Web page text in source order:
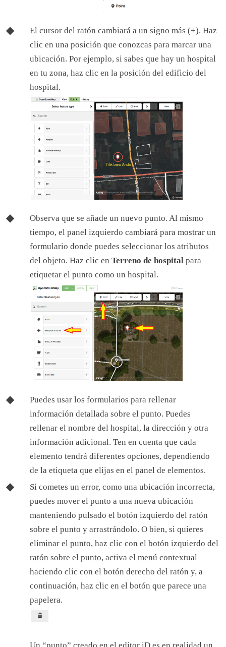
El cursor del ratón cambiará a un signo más (+). Haz
clic en una posición que conozcas para marcar una
ubicación. Por ejemplo, si sabes que hay un hospital
en tu zona, haz clic en la posición del edificio del
hospital.
Observa que se añade un nuevo punto. Al mismo
tiempo, el panel izquierdo cambiará para mostrar un
formulario donde puedes seleccionar los atributos
del objeto. Haz clic enTerreno de hospital para
etiquetar el punto como un hospital.
Puedes usar los formularios para rellenar
información detallada sobre el punto. Puedes
rellenar el nombre del hospital, la dirección y otra
información adicional. Ten en cuenta que cada
elemento tendrá diferentes opciones, dependiendo
de la etiqueta que elijas en el panel de elementos.
Si cometes un error, como una ubicación incorrecta,
puedes mover el punto a una nueva ubicación
manteniendo pulsado el botón izquierdo del ratón
sobre el punto y arrastrándolo. O bien, si quieres
eliminar el punto, haz clic con el botón izquierdo del
ratón sobre el punto, activa el menú contextual
haciendo clic con el botón derecho del ratón y, a
continuación, haz clic en el botón que parece una
papelera.